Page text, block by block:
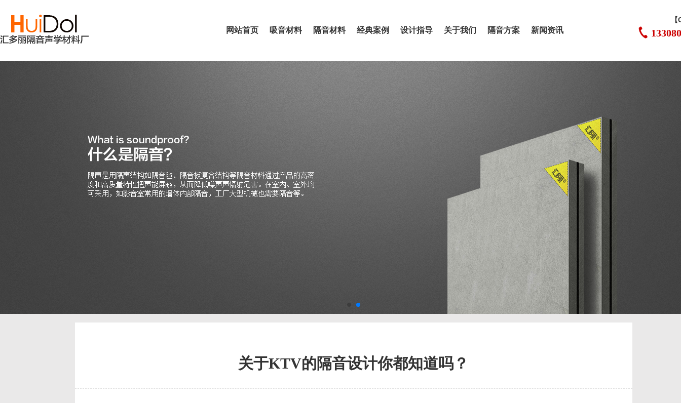
网站首页 吸音材料 隔音材料 经典案例 设计指导 关于我们 隔音方案 新闻资讯
关于KTV的隔音设计你都知道吗？